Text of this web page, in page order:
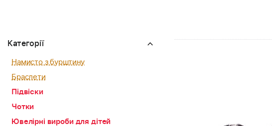
Категорії
Намисто з бурштину
Браслети
Підвіски
Чотки
Ювелірні вироби для дітей